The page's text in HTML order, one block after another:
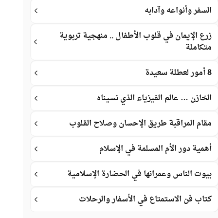
السفر وأنواعه وآدابه
زرع الإيمان في قلوب الأطفال .. منهجية تربوية
متكاملة
8 أمور لعطلة سعيدة
الخازن … عالم الفيزياء الذي نسيناه
مقام المراقبة طريق الإحسان وصلاح القلوب
أهمية دور الأم المسلمة في الإسلام
بيوت الناس وعمرانها في الحضارة الإسلامية
كتاب فن الاستمتاع في الأسفار والرحلات